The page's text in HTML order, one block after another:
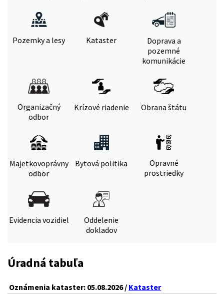
Pozemky a lesy Kataster
Doprava a
pozemné
komunikácie
Organizačný
odbor
Krízové riadenie Obrana štátu
Majetkovoprávny
odbor
Bytová politika
Opravné
prostriedky
Evidencia vozidiel
Oddelenie
dokladov
Úradná tabuľa
Oznámenia kataster: 05.08.2026 / Kataster